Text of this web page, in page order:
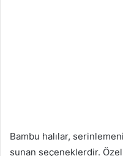
Bambu halılar,
sunan seçeneklerdir.